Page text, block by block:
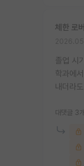
체한 로
졸업 시
학과에
내더라
대댓글 3개